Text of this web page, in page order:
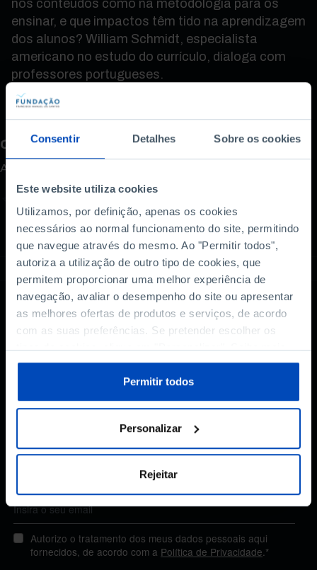
Consentir Detalhes Sobre os cookies
Este website utiliza cookies
Utilizamos, por definição, apenas os cookies
necessários ao normal funcionamento do site, permitindo
que navegue através do mesmo. Ao "Permitir todos",
autoriza a utilização de outro tipo de cookies, que
permitem proporcionar uma melhor experiência de
navegação, avaliar o desempenho do site ou apresentar
as melhores ofertas de produtos e serviços, de acordo
com as suas preferências. Se pretender escolher os
tipos de cookies, clique em "Personalizar". Saiba mais
sobre cookies através da gestão de preferências ou da
Política de Cookies.
Permitir todos
Personalizar
Rejeitar
nos conteúdos como na metodologia para os
ensinar, e que impactos têm tido na aprendizagem
dos alunos? William Schmidt, especialista
americano no estudo do currículo, dialoga com
professores portugueses.
Como avalia este conteúdo?
A sua opinião é importante.
Subscreva a newsletter
da Fundação
Autorizo o tratamento dos meus dados pessoais aqui
fornecidos, de acordo com a Política de Privacidade .*